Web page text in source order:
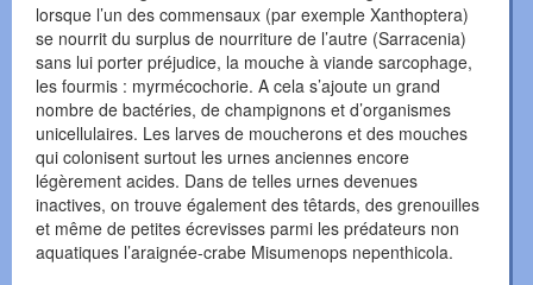
lorsque l’un des commensaux (par exemple Xanthoptera)
se nourrit du surplus de nourriture de l’autre (Sarracenia)
sans lui porter préjudice, la mouche à viande sarcophage,
les fourmis : myrmécochorie. A cela s’ajoute un grand
nombre de bactéries, de champignons et d’organismes
unicellulaires. Les larves de moucherons et des mouches
qui colonisent surtout les urnes anciennes encore
légèrement acides. Dans de telles urnes devenues
inactives, on trouve également des têtards, des grenouilles
et même de petites écrevisses parmi les prédateurs non
aquatiques l’araignée-crabe Misumenops nepenthicola.